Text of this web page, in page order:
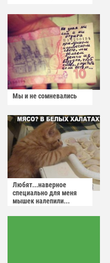
Мы и не сомневались
Любят...наверное
специально для меня
мышек налепили...